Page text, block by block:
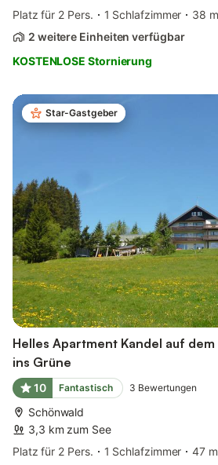
Platz für 2 Pers.
1 Schlafzimmer
38
2 weitere Einheiten verfügbar
KOSTENLOSE Stornierung
Star-Gastgeber
Helles Apartment Kandel auf
ins Grüne
10 Fantastisch 3 Bewertungen
Schönwald
3,3 km zum See
Platz für 2 Pers.
1 Schlafzimmer
47